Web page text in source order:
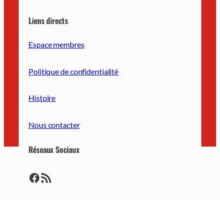
Liens directs
Espace membres
Politique de confidentialité
Histoire
Nous contacter
Réseaux Sociaux
https://www.facebook.com/LausanneUSL/ https://lausanne-usl.ch/feed/